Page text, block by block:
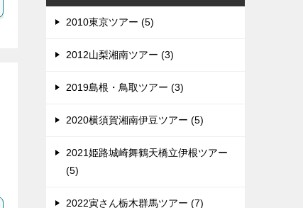
2010東京ツアー (5)
2012山梨湘南ツアー (3)
2019島根・鳥取ツアー (3)
2020横須賀湘南伊豆ツアー (5)
2021姫路城崎舞鶴天橋立伊根ツアー
(5)
2022寅さん栃木群馬ツアー (7)